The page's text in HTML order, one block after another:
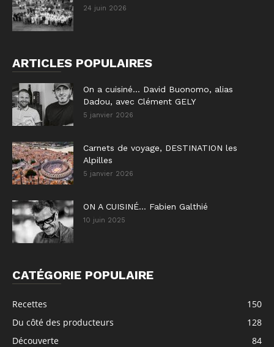
24 juin 2026
ARTICLES POPULAIRES
On a cuisiné… David Buonomo, alias
Dadou, avec Clément GELY
5 janvier 2026
Carnets de voyage, DESTINATION les
Alpilles
5 janvier 2026
ON A CUISINÉ… Fabien Galthié
10 juin 2025
CATÉGORIE POPULAIRE
Recettes
150
Du côté des producteurs
128
Découverte
84